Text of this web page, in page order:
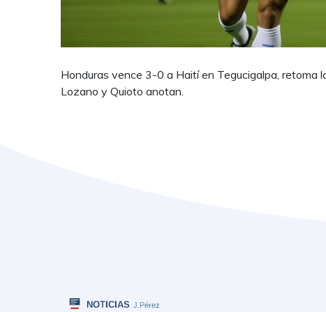
Honduras vence 3-0 a Haití en Tegucigalpa, retoma
Lozano y Quioto anotan.